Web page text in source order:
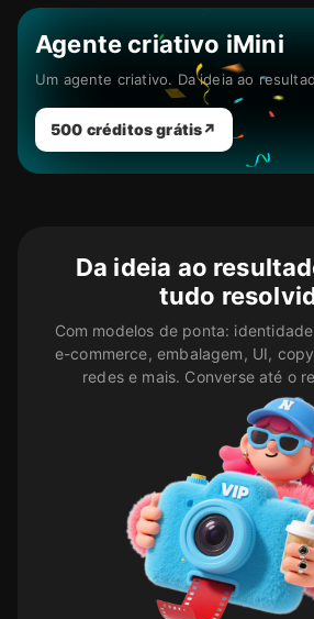
Kling
Kling
Kling
More
Key
UI /
Tela
Tela
Agente criativo iMini
Um agente criativo. Da ideia ao
500 créditos grátis↗
Da ideia ao
tudo
Com modelos de ponta:
e-commerce, embalagem, UI,
redes e mais. Converse até o